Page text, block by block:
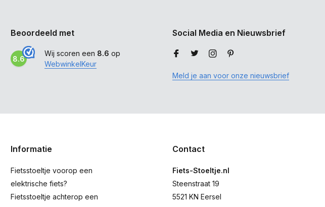
Beoordeeld met
8.6
Wij scoren een 8.6 op
WebwinkelKeur
Social Media en Nieuwsbrief
Meld je aan voor onze nieuwsbrief
Informatie
Fietsstoeltje voorop een
elektrische fiets?
Fietsstoeltje achterop een
Contact
Fiets-Stoeltje.nl
Steenstraat 19
5521 KN Eersel